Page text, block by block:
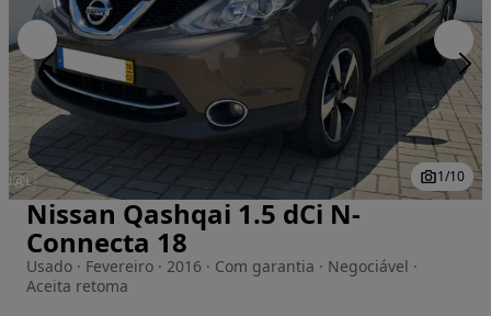
Imagem 1 de 10
1/10
Nissan Qashqai 1.5 dCi N-
Connecta 18
Usado · Fevereiro · 2016 · Com garantia · Negociável ·
Aceita retoma